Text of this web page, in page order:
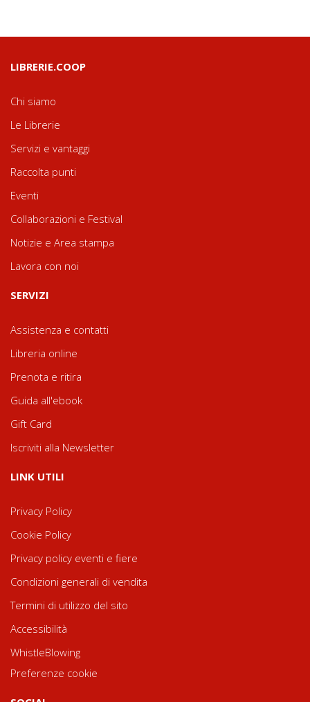
LIBRERIE.COOP
Chi siamo
Le Librerie
Servizi e vantaggi
Raccolta punti
Eventi
Collaborazioni e Festival
Notizie e Area stampa
Lavora con noi
SERVIZI
Assistenza e contatti
Libreria online
Prenota e ritira
Guida all'ebook
Gift Card
Iscriviti alla Newsletter
LINK UTILI
Privacy Policy
Cookie Policy
Privacy policy eventi e fiere
Condizioni generali di vendita
Termini di utilizzo del sito
Accessibilità
WhistleBlowing
Preferenze cookie